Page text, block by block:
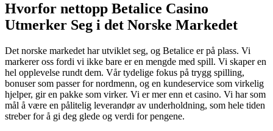
Hvorfor nettopp Betalice Casino
Utmerker Seg i det Norske Markedet
Det norske markedet har utviklet seg, og Betalice er på plass. Vi
markerer oss fordi vi ikke bare er en mengde med spill. Vi skaper en
hel opplevelse rundt dem. Vår tydelige fokus på trygg spilling,
bonuser som passer for nordmenn, og en kundeservice som virkelig
hjelper, gir en pakke som virker. Vi er mer enn et casino. Vi har som
mål å være en pålitelig leverandør av underholdning, som hele tiden
streber for å gi deg glede og verdi for pengene.